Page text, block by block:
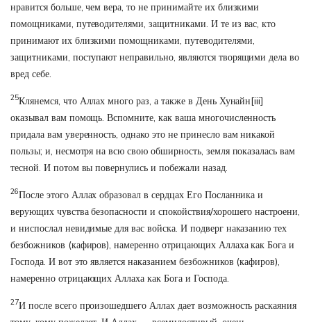
нравится больше, чем вера, то не принимайте их близкими
помощниками, путеводителями, защитниками. И те из вас, кто
принимают их близкими помощниками, путеводителями,
защитниками, поступают неправильно, являются творящими дела во
вред себе.
25Клянемся, что Аллах много раз, а также в День Хунайн[iii]
оказывал вам помощь. Вспомните, как ваша многочисленность
придала вам уверенность, однако это не принесло вам никакой
пользы; и, несмотря на всю свою обширность, земля показалась вам
тесной. И потом вы повернулись и побежали назад.
26После этого Аллах образовал в сердцах Его Посланника и
верующих чувства безопасности и спокойствия/хорошего настроени,
и ниспослал невидимые для вас войска. И подверг наказанию тех
безбожников (кафиров), намеренно отрицающих Аллаха как Бога и
Господа. И вот это является наказанием безбожников (кафиров),
намеренно отрицающих Аллаха как Бога и Господа.
27И после всего произошедшего Аллах дает возможность раскаяния